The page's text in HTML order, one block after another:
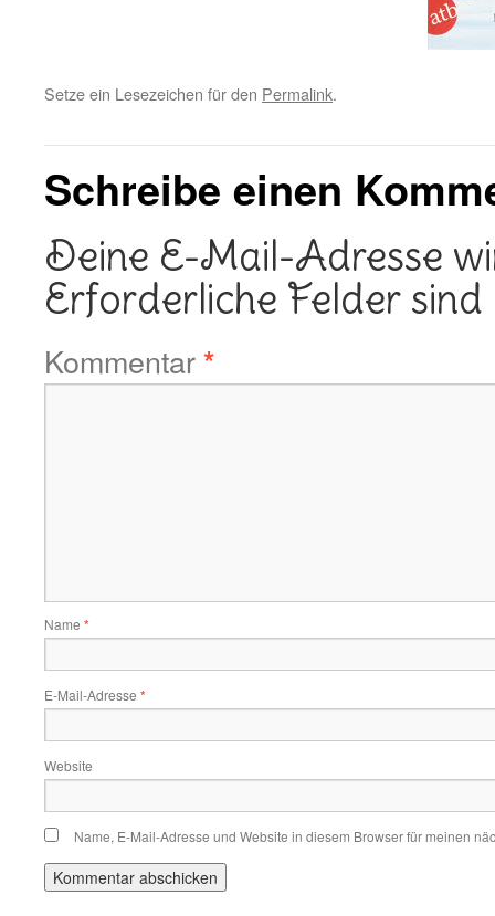
Setze ein Lesezeichen für den Permalink.
Schreibe einen
Deine E-Mail-Adresse
Erforderliche Felder
Kommentar*
Name *
E-Mail-Adresse *
Website
Name, E-Mail-Adresse und Website in diesem Browser für meinen